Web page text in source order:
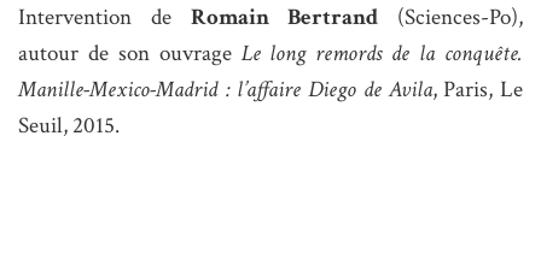
Intervention de Romain Bertrand (Sciences-Po),
autour de son ouvrage Le long remords de la conquête.
Manille-Mexico-Madrid : l’affaire Diego de Avila, Paris, Le
Seuil, 2015.